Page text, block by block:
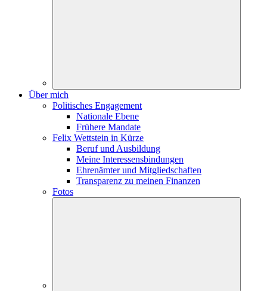
Über mich
Politisches Engagement
Nationale Ebene
Frühere Mandate
Felix Wettstein in Kürze
Beruf und Ausbildung
Meine Interessensbindungen
Ehrenämter und Mitgliedschaften
Transparenz zu meinen Finanzen
Fotos